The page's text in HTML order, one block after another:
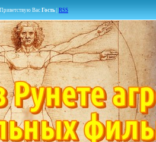
Приветствую Вас Гость RSS